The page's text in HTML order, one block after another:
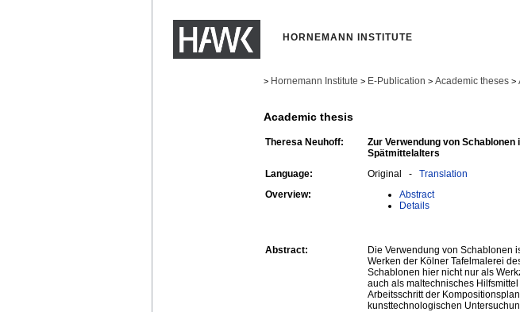
HORNEMANN INSTITUTE
> Hornemann Institute > E-Publication > Academic theses >
Academic thesis
Theresa Neuhoff:
Zur Verwendung von
Spätmittelalters
Language: Original - Translation
Overview:
Abstract
Details
Abstract:
Die Verwendung von Schablonen
Werken der Kölner Tafelmalerei
Schablonen hier nicht nur als
auch als maltechnisches
Arbeitsschritt der
kunsttechnologischen